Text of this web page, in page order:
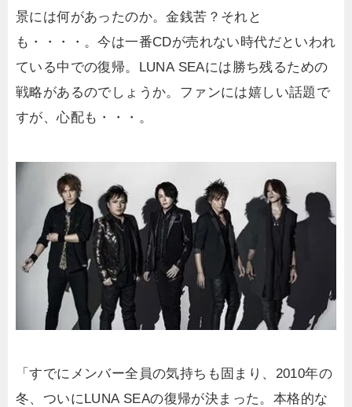
景には何があったのか。金銭苦？それと
も・・・・。今は一番CDが売れない時代だといわれ
ている中での復帰。LUNA SEAには勝ち残るための
戦略があるのでしょうか。ファンには嬉しい話題で
すが、心配も・・・。
「すでにメンバー全員の気持ちも固まり、2010年の
冬、ついにLUNA SEAの復帰が決まった。本格的な